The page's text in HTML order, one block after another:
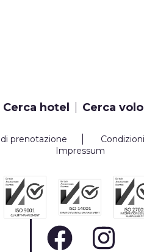
Cerca hotel Cerca volo
prenotazione
Impressum